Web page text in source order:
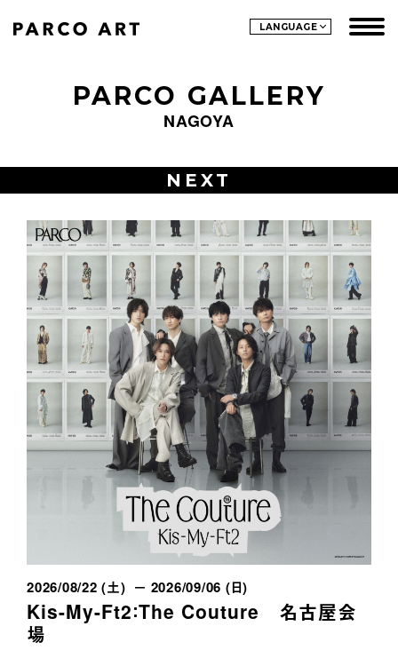
LANGUAGE
PARCO GALLERY
NAGOYA
2026/08/22 (土) － 2026/09/06 (日)
Kis-My-Ft2：The Couture 名古屋会
場